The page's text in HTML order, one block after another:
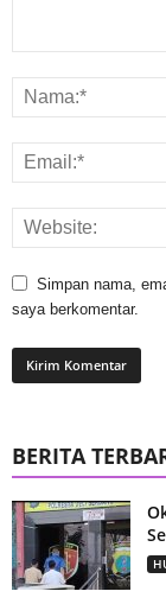
Simpan nama,
saya berkomentar.
BERITA